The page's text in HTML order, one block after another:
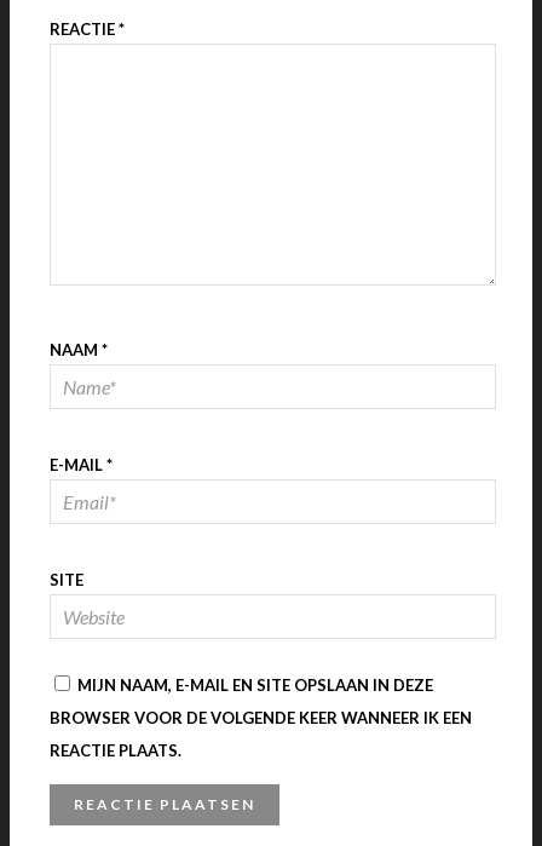
REACTIE*
NAAM *
E-MAIL*
SITE
MIJN NAAM, E-MAIL EN SITE OPSLAAN IN DEZE
BROWSER VOOR DE VOLGENDE KEER WANNEER IK EEN
REACTIE PLAATS.